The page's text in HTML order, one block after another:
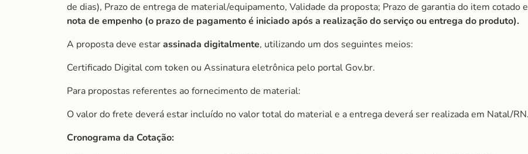
de dias), Prazo de entrega de material/equipamento, Validade da proposta; Prazo de garantia do item cotado
nota de empenho (o prazo de pagamento é iniciado após a realização do serviço ou entrega do produto).
A proposta deve estarassinada digitalmente, utilizando um dos seguintes meios:
Certificado Digital com token ou Assinatura eletrônica pelo portal Gov.br.
Para propostas referentes ao fornecimento de material:
O valor do frete deverá estar incluído no valor total do material e a entrega deverá ser realizada em Natal/RN.
Cronograma da Cotação: